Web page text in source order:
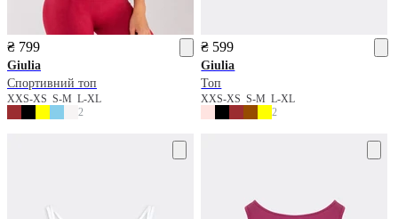
₴ 799
Giulia
Спортивний топ
XXS-XS S-M L-XL
2
₴ 599
Giulia
Топ
XXS-XSS-ML-XL
2